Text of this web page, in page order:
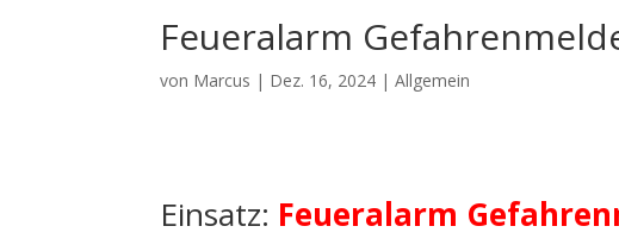
Feueralarm
von Marcus | Dez. 16, 2024 | Allgemein
Einsatz: Feueralarm